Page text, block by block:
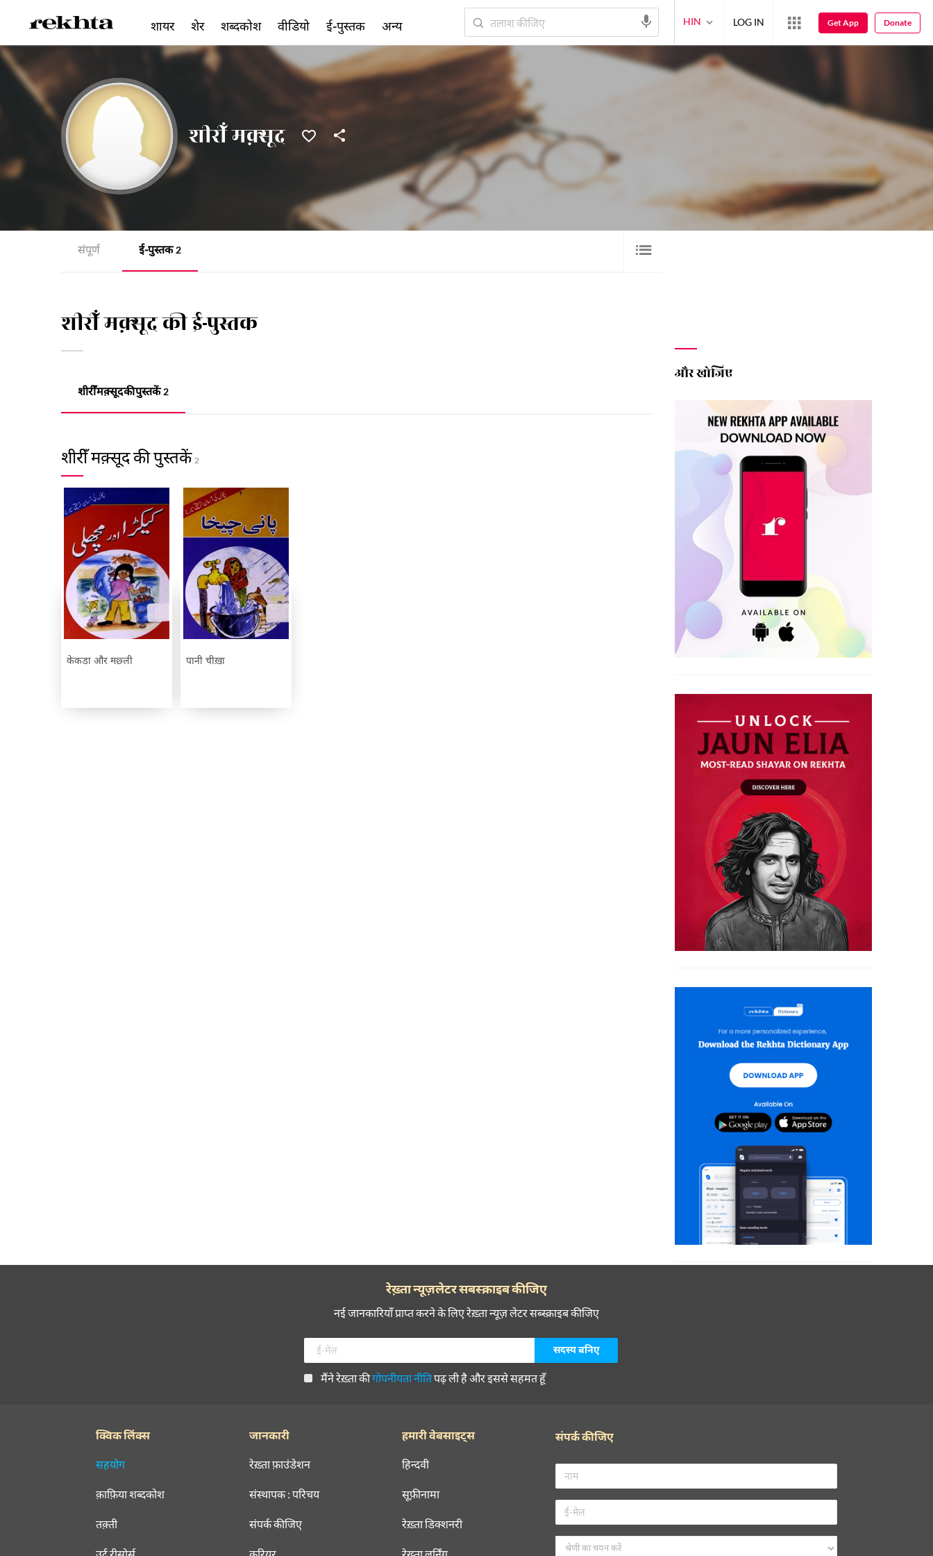
शीरीँ मक़्सूद
संपूर्ण ई-पुस्तक 2
शीरीँ मक़्सूद की ई-पुस्तक
शीरीँ मक़्सूद की पुस्तकें 2
शीरीँ मक़्सूद की पुस्तकें 2
केकडा और मछ्ली पानी चीख़ा
और खोजिए
शायर शेर शब्दकोश वीडियो ई-पुस्तक अन्य HIN LOG IN Get App Donate
रेख़्ता न्यूज़लेटर सबस्क्राइब कीजिए
नई जानकारियाँ प्राप्त करने के लिए रेख़्ता न्यूज़ लेटर सब्स्क्राइब कीजिए
मैंने रेख़्ता कीगोपनीयता नीतिपढ़ ली है और इससे सहमत हूँ
क्विक लिंक्स
सहयोग
क़ाफ़िया शब्दकोश
तक़्ती
जानकारी
रेख़्ता फ़ाउंडेशन
संस्थापक : परिचय
संपर्क कीजिए
हमारी वेबसाइट्स
हिन्दवी
सूफ़ीनामा
रेख़्ता डिक्शनरी
संपर्क कीजिए